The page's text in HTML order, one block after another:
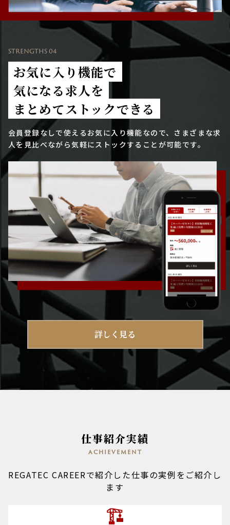
STRENGTHS 04
お気に入り機能で
気になる求人を
まとめてストックできる
会員登録なしで使えるお気に入り機能なので、さまざまな求
人を見比べながら気軽にストックすることが可能です。
詳しく見る
仕事紹介実績
achievement
REGATEC CAREERで紹介した仕事の実例をご紹介し
ます